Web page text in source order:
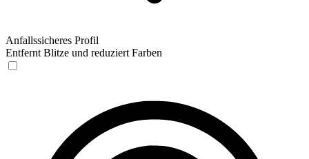
Anfallssicheres Profil
Entfernt Blitze und reduziert Farben